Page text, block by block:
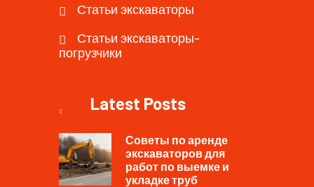
Статьи экскаваторы
Статьи экскаваторы-
погрузчики
Latest Posts
Советы по аренде
экскаваторов для
работ по выемке и
укладке труб